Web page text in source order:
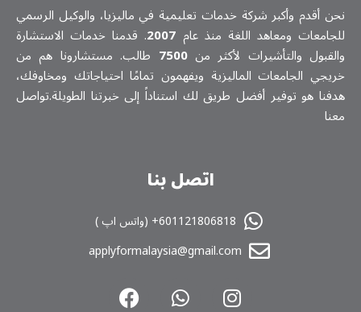
نحن أقدم وأكبر شركة خدمات تعلیمیة في ماليزيا، والوكيل الرسمي
للجامعات ومعاهد اللغة منذ عام 2007. قدمنا خدمات الاستشارة
والقبول والتأشيرات لأكثر من7500 طالب. مستشارونا هم من
خريجي الجامعات الماليزية ويفهمون تمامًا احتياجاتك ومخاوفك،
هدفنا هو توفير أفضل طريق لك استناداً إلى خبرتنا الطويلة.تواصل
معنا
اتصل بنا
601121806818+ (واتس اپ )
applyformalaysia@gmail.com